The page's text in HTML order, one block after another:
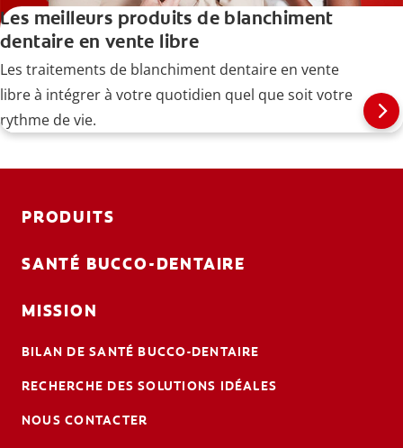
Les meilleurs produits de blanchiment
dentaire en vente libre
Les traitements de blanchiment dentaire en vente
libre à intégrer à votre quotidien quel que soit votre
rythme de vie.
PRODUITS
SANTÉ BUCCO-DENTAIRE
MISSION
BILAN DE SANTÉ BUCCO-DENTAIRE
RECHERCHE DES SOLUTIONS IDÉALES
NOUS CONTACTER